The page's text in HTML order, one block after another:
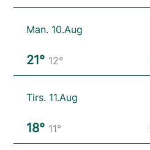
Man. 10.Aug
21° 12°
Tirs. 11.Aug
18° 11°